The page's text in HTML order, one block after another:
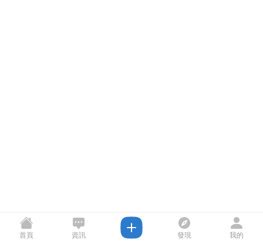
首頁 資訊 發現 我的